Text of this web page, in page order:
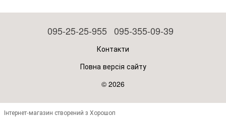
095-25-25-955 095-355-09-39
Контакти
Повна версія сайту
© 2026
Інтернет-магазин створений з Хорошоп